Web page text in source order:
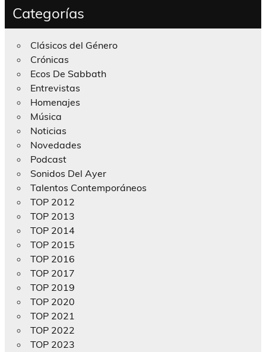
Categorías
Clásicos del Género
Crónicas
Ecos De Sabbath
Entrevistas
Homenajes
Música
Noticias
Novedades
Podcast
Sonidos Del Ayer
Talentos Contemporáneos
TOP 2012
TOP 2013
TOP 2014
TOP 2015
TOP 2016
TOP 2017
TOP 2019
TOP 2020
TOP 2021
TOP 2022
TOP 2023